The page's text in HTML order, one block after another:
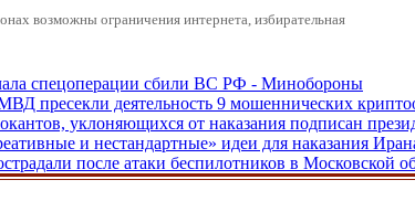
возможны ограничения интернета, избирательная
спецоперации сбили ВС РФ - Минобороны
пресекли деятельность 9 мошеннических
уклоняющихся от наказания подписан
и нестандартные» идеи для наказания
после атаки беспилотников в Московской